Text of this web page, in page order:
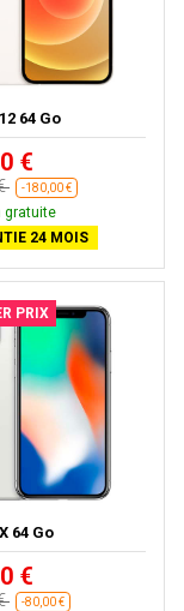
64 Go
€
-180,00 €
gratuite
24 MOIS
PRIX
64 Go
€
-80,00 €